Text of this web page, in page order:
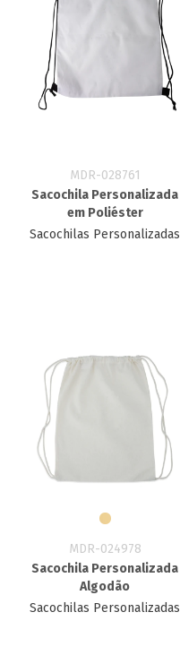
MDR-028761
Sacochila Personalizada
em Poliéster
Sacochilas Personalizadas
MDR-024978
Sacochila Personalizada
Algodão
Sacochilas Personalizadas